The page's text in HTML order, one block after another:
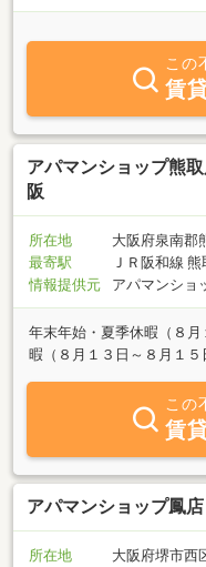
この
賃
アパマンショップ熊
阪
所在地
大阪府泉南郡
最寄駅
ＪＲ阪和線
情報提供元
アパマンショ
年末年始・夏季休暇（８
暇（８月１３日～８月１５
この
賃
アパマンショップ鳳
所在地
大阪府堺市西